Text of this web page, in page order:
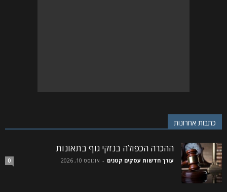
כתבות אחרונות
ההכרה הכפולה בנזקי גוף בתאונות
עורך חדשות עסקים קטנים - אוגוסט 10, 2026 0